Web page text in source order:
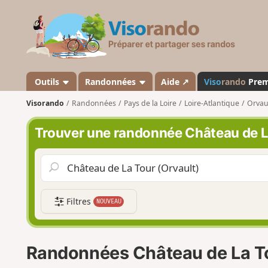
s
a
n
d
o
Outils Randonnées Aide ↗ Visorando
Visorando Randonnées Pays de la Loire Loire-Atlantique
Trouver une randonnée Château de
Filtres NOUVEAU
Randonnées Château de La